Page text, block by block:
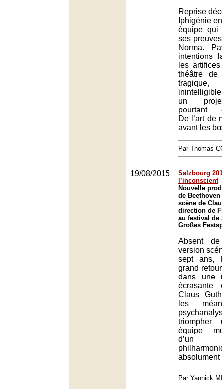
Reprise
Iphigénie
équipe
ses
Norma.
intentions
les
théâtre de
un
pourtant
De l’art de
avant les
Par Thomas
19/08/2015
Salzbourg
l’inconscient
Nouvelle
de
scène de
direction de
au festival de
Großes
Absent
version
sept ans,
grand
dans une
Claus
les
triompher
équipe
d’un
absolument
Par Yannick